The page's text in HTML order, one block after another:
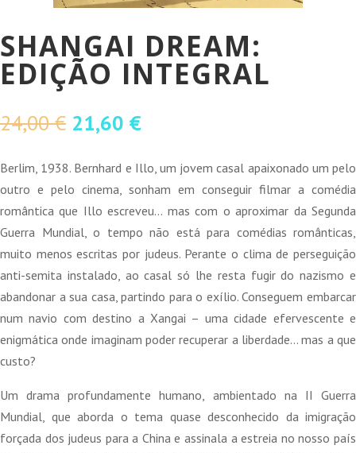
SHANGAI DREAM:
EDIÇÃO INTEGRAL
24,00€ O
original
era:
24,00 €.
21,60 €O
atual
é:
21,60 €.
Berlim, 1938. Bernhard e Illo, um jovem casal apaixonado um pelo
outro e pelo cinema, sonham em conseguir filmar a comédia
romântica que Illo escreveu… mas com o aproximar da Segunda
Guerra Mundial, o tempo não está para comédias românticas,
muito menos escritas por judeus. Perante o clima de perseguição
anti-semita instalado, ao casal só lhe resta fugir do nazismo e
abandonar a sua casa, partindo para o exílio. Conseguem embarcar
num navio com destino a Xangai – uma cidade efervescente e
enigmática onde imaginam poder recuperar a liberdade… mas a que
custo?
Um drama profundamente humano, ambientado na II Guerra
Mundial, que aborda o tema quase desconhecido da imigração
forçada dos judeus para a China e assinala a estreia no nosso país